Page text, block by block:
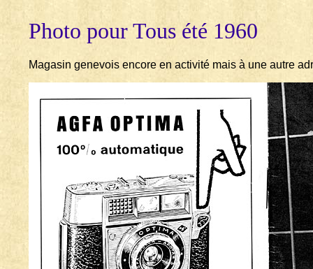
Photo pour Tous été 1960
Magasin genevois encore en activité mais à une autre